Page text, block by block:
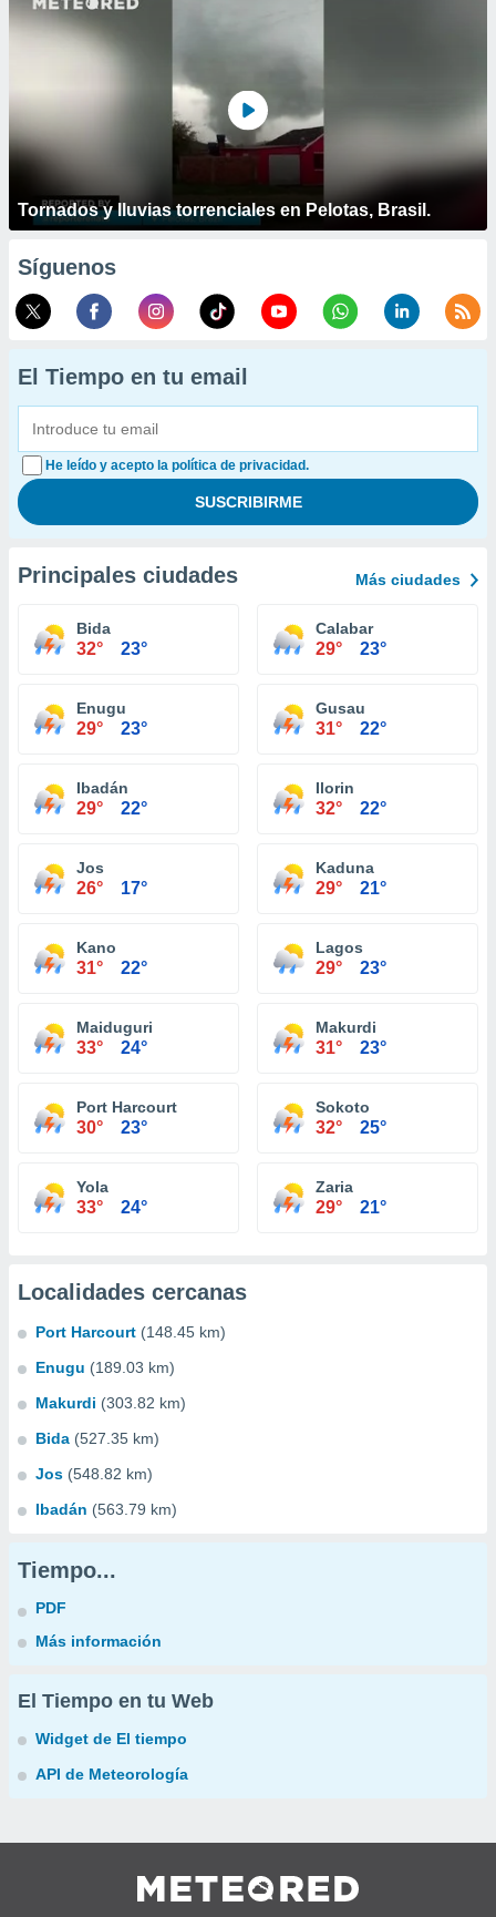
Tornados y lluvias torrenciales en Pelotas, Brasil.
Síguenos
El Tiempo en tu email
He leído y acepto la política de privacidad.
Principales ciudades Más ciudades
Bida
32° 23°
Calabar
29° 23°
Enugu
29° 23°
Gusau
31° 22°
Ibadán
29° 22°
Ilorin
32° 22°
Jos
26° 17°
Kaduna
29° 21°
Kano
31° 22°
Lagos
29° 23°
Maiduguri
33° 24°
Makurdi
31° 23°
Port Harcourt
30° 23°
Sokoto
32° 25°
Yola
33° 24°
Zaria
29° 21°
Localidades cercanas
Port Harcourt (148.45 km)
Enugu (189.03 km)
Makurdi (303.82 km)
Bida (527.35 km)
Jos (548.82 km)
Ibadán (563.79 km)
Tiempo...
PDF
Más información
El Tiempo en tu Web
Widget de El tiempo
API de Meteorología